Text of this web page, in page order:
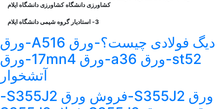
کشاورزی دانشگاه کشاورزی دانشگاه ایلام
3- استادیار گروه شیمی دانشگاه ایلام
دیگ فولادی چیست؟-ورق A516-ورق
st52-ورق a36-ورق 17mn4-ورق
آتشخوار
ورق S355J2-فروش ورق S355J2-